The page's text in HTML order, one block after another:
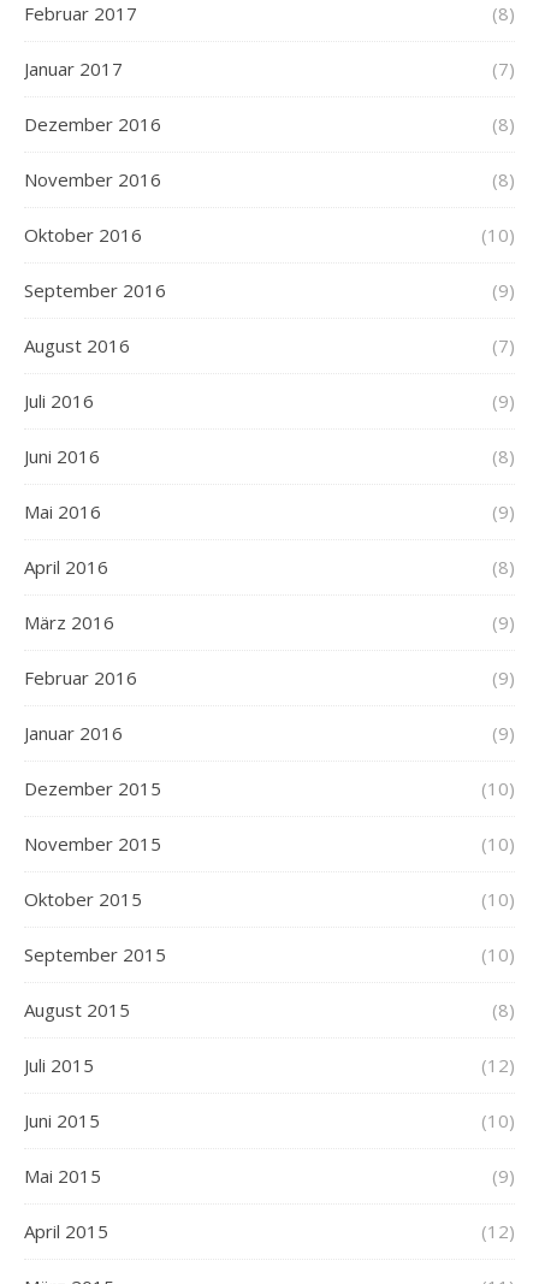
Februar 2017 (8)
Januar 2017 (7)
Dezember 2016 (8)
November 2016 (8)
Oktober 2016 (10)
September 2016 (9)
August 2016 (7)
Juli 2016 (9)
Juni 2016 (8)
Mai 2016 (9)
April 2016 (8)
März 2016 (9)
Februar 2016 (9)
Januar 2016 (9)
Dezember 2015 (10)
November 2015 (10)
Oktober 2015 (10)
September 2015 (10)
August 2015 (8)
Juli 2015 (12)
Juni 2015 (10)
Mai 2015 (9)
April 2015 (12)